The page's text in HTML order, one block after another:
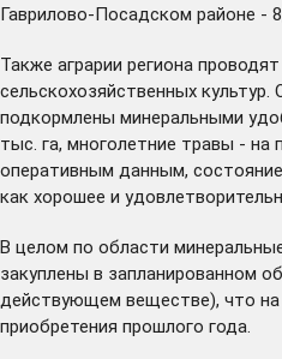
Гаврилово-Посадском районе -
Также аграрии региона
сельскохозяйственных культур.
подкормлены минеральными
тыс. га, многолетние травы - на
оперативным данным,
как хорошее и
В целом по области
закуплены в запланированном
действующем веществе), что
приобретения прошлого года.